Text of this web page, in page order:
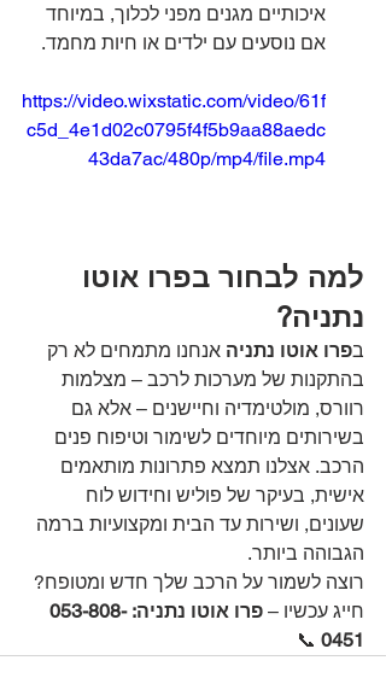
איכותיים מגנים מפני לכלוך, במיוחד
אם נוסעים עם ילדים או חיות מחמד.
https://video.wixstatic.com/video/61f
c5d_4e1d02c0795f4f5b9aa88aedc
43da7ac/480p/mp4/file.mp4
למה לבחור בפרו אוטו
נתניה?
בפרו אוטו נתניה אנחנו מתמחים לא רק
בהתקנות של מערכות לרכב – מצלמות
רוורס, מולטימדיה וחיישנים – אלא גם
בשירותים מיוחדים לשימור וטיפוח פנים
הרכב. אצלנו תמצא פתרונות מותאמים
אישית, בעיקר של פוליש וחידוש לוח
שעונים, ושירות עד הבית ומקצועיות ברמה
הגבוהה ביותר.
רוצה לשמור על הרכב שלך חדש ומטופח?
חייג עכשיו –
פרו אוטו נתניה: 053-808-
0451
📞